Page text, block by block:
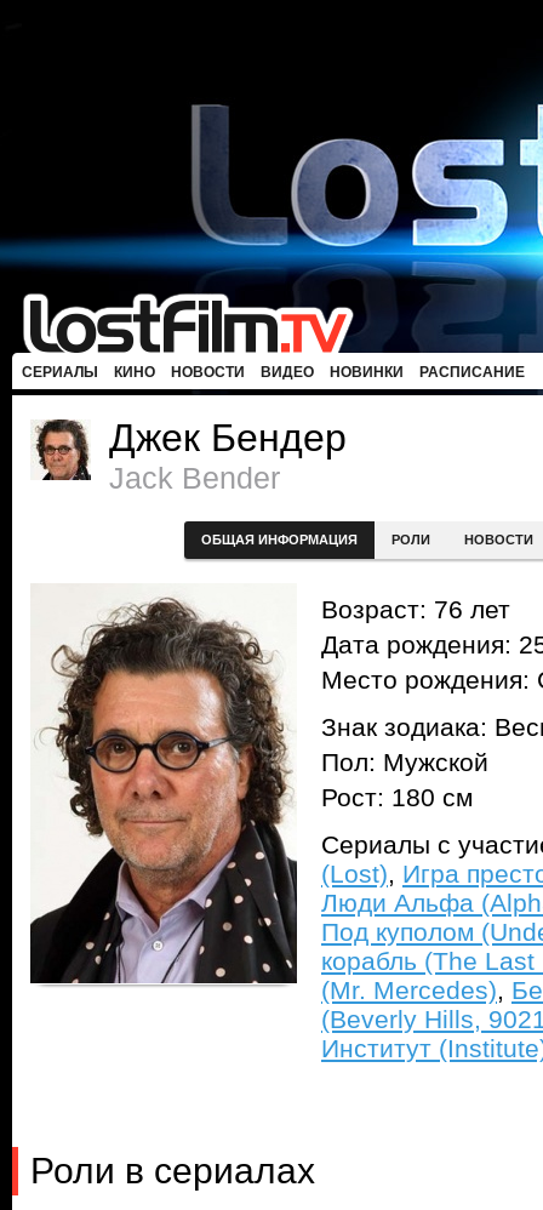
СЕРИАЛЫ КИНО НОВОСТИ ВИДЕО НОВИНКИ РАСПИСАНИЕ
Джек Бендер
Jack Bender
ОБЩАЯ ИНФОРМАЦИЯ РОЛИ НОВОСТИ
Возраст: 76 лет
Дата рождения:
Место
Знак зодиака:
Пол: Мужской
Рост: 180 см
Сериалы с
(Lost), Игра
Люди Альфа
Под куполом
корабль (The Last
(Mr. Mercedes),
(Beverly Hills,
Институт
Роли в сериалах